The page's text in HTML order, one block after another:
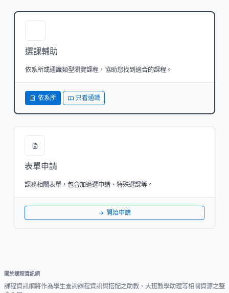
選課輔助
依系所或通識類型瀏覽課程，協助您找到適合的課程。
依系所 只看通識
表單申請
課務相關表單，包含加退選申請、特殊選課等。
開始申請
關於課程資訊網
課程資訊網將作為學生查詢課程資訊與搭配之助教、大班教學助理等相關資源之整